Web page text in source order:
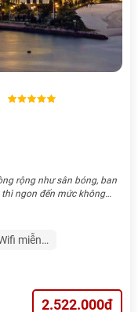
rộng như sân bóng, ban
ngon đến mức không
hơn cả tuyệt
miễn…
2.522.000đ